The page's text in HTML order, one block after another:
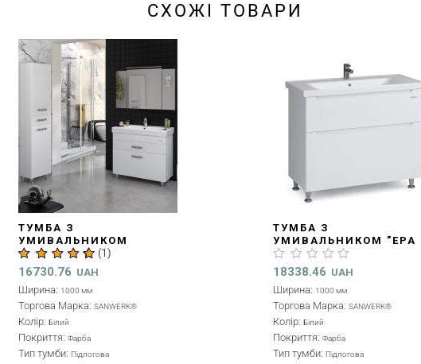
СХОЖІ ТОВАРИ
ТУМБА З
УМИВАЛЬНИКОМ "ГРЕТА
САВА" 100 СМ, БІЛА
(MV0000909)
19243.56 UAH
Ширина:1000 мм
Колір:Білий, Сірий
Покриття:
Тип тумби:Підлогова
Матеріал виробництва:
УМИВАЛЬНИК З
ТУМБОЮ "АЛЕССА AIR
SPACE LINE" 60 СМ,
БІЛА (MV0000870)
11199 UAH
Ширина:600 мм
Колір:Білий
Покриття:
Тип тумби:Підвісна
Матеріал виробництва: